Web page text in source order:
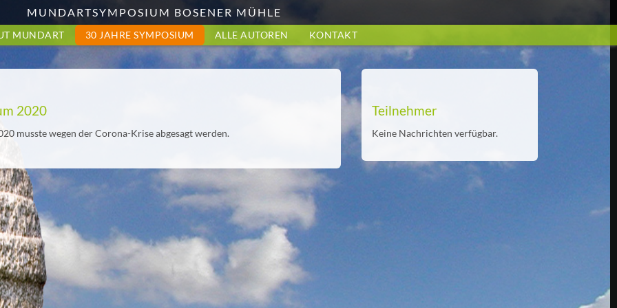
MUNDARTSYMPOSIUM BOSENER MÜHLE
MUNDART 30 JAHRE SYMPOSIUM ALLE AUTOREN KONTAKT
2020
musste wegen der Corona-Krise abgesagt werden.
Teilnehmer
Keine Nachrichten verfügbar.